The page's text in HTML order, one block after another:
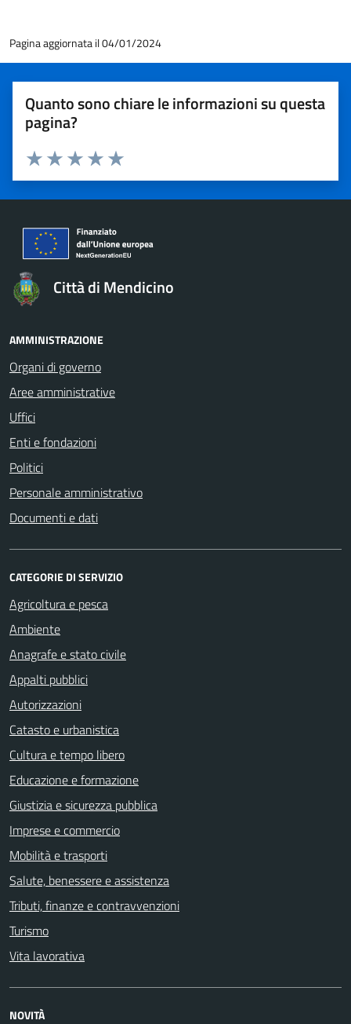
Pagina aggiornata il 04/01/2024
Quanto sono chiare le informazioni su questa
pagina?
Valuta 5 stelle su 5
Valuta 4 stelle su 5
Valuta 3 stelle su 5
Valuta 2 stelle su 5
Valuta 1 stelle su 5
Città di Mendicino
AMMINISTRAZIONE
Organi di governo
Aree amministrative
Uffici
Enti e fondazioni
Politici
Personale amministrativo
Documenti e dati
CATEGORIE DI SERVIZIO
Agricoltura e pesca
Ambiente
Anagrafe e stato civile
Appalti pubblici
Autorizzazioni
Catasto e urbanistica
Cultura e tempo libero
Educazione e formazione
Giustizia e sicurezza pubblica
Imprese e commercio
Mobilità e trasporti
Salute, benessere e assistenza
Tributi, finanze e contravvenzioni
Turismo
Vita lavorativa
NOVITÀ